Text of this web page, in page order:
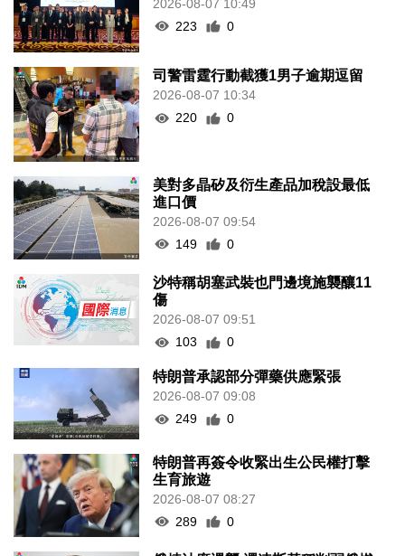
2026-08-07 10:49
223
0
司警雷霆行動截獲1男子逾期逗留
2026-08-07 10:34
220
0
美對多晶矽及衍生產品加稅設最低
進口價
2026-08-07 09:54
149
0
沙特稱胡塞武裝也門邊境施襲釀11
傷
2026-08-07 09:51
103
0
特朗普承認部分彈藥供應緊張
2026-08-07 09:08
249
0
特朗普再簽令收緊出生公民權打擊
生育旅遊
2026-08-07 08:27
289
0